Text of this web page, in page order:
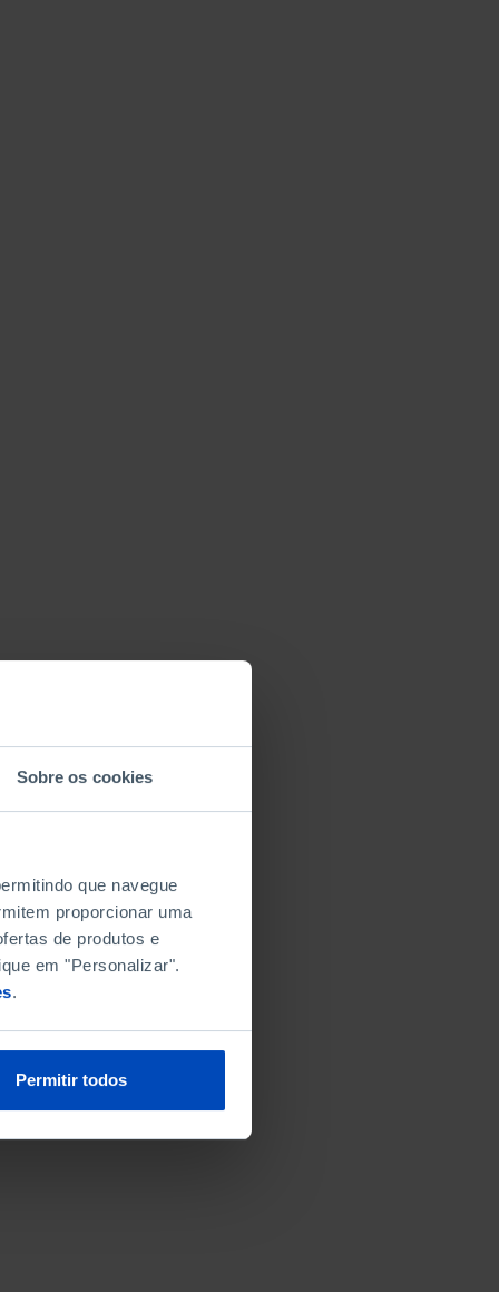
Sobre os cookies
que navegue
proporcionar uma
de produtos e
em "Personalizar".
.
Permitir todos